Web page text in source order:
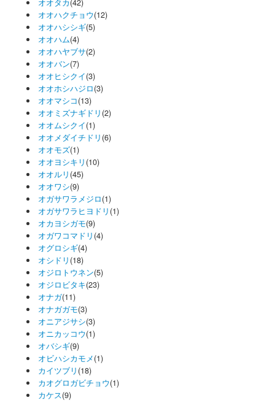
オオハクチョウ(12)
オオハシシギ(5)
オオハム(4)
オオハヤブサ(2)
オオバン(7)
オオヒシクイ(3)
オオホシハジロ(3)
オオマシコ(13)
オオミズナギドリ (2)
オオムシクイ(1)
オオメダイチドリ (6)
オオモズ(1)
オオヨシキリ (10)
オオルリ (45)
オオワシ(9)
オガサワラメジロ(1)
オガサワラヒヨドリ (1)
オカヨシガモ(9)
オガワコマドリ (4)
オグロシギ(4)
オシドリ (18)
オジロトウネン(5)
オジロビタキ(23)
オナガ(11)
オナガガモ(3)
オニアジサシ(3)
オニカッコウ(1)
オバシギ(9)
オビハシカモメ(1)
カイツブリ (18)
カオグロガビチョウ(1)
カケス(9)